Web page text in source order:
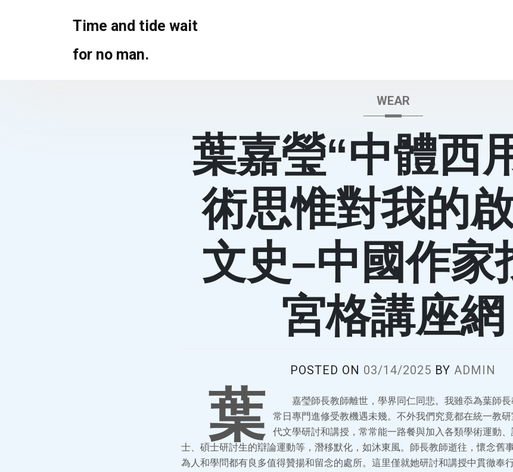
Time and tide wait
for no man.
WEAR
葉嘉瑩“中體西
術思惟對我的
文史–中國作家
宮格講座網
POSTED ON 03/14/2025 BY ADMIN
葉
嘉瑩師長教師離世，學界同仁同悲。我雖忝為葉師
常日專門進修受教機遇未幾。不外我們究竟都在統一教
代文學研討和講授，常常能一路餐與加入各類學術運動
士、碩士研討生的辯論運動等，潛移默化，如沐東風。師長教師逝往，懷念舊
為人和學問都有良多值得贊揚和留念的處所。這里僅就她研討和講授中貫徹奉